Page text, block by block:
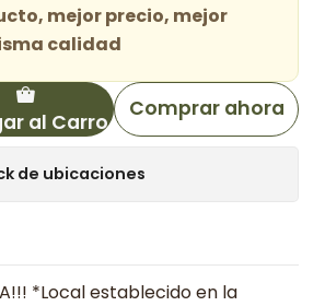
mejor precio, mejor
calidad
al Carro
Comprar ahora
de ubicaciones
*Local establecido en la